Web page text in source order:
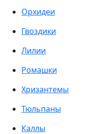
Орхидеи
Гвоздики
Лилии
Ромашки
Хризантемы
Тюльпаны
Каллы